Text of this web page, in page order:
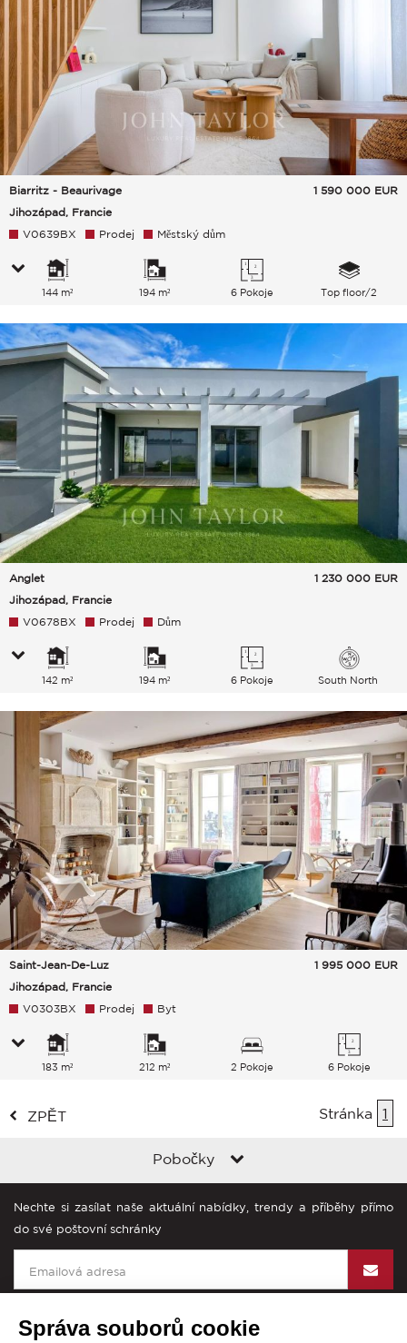
Biarritz - Beaurivage
Jihozápad, Francie
1 590 000 EUR
V0639BX Prodej Městský dům
144 m² 194 m² 6 Pokoje Top floor/2
Anglet
Jihozápad, Francie
1 230 000 EUR
V0678BX Prodej Dům
142 m² 194 m² 6 Pokoje South North
Saint-Jean-De-Luz
Jihozápad, Francie
1 995 000 EUR
V0303BX Prodej Byt
183 m² 212 m² 2 Pokoje 6 Pokoje
ZPĚT Stránka 1
Pobočky
Nechte si zasílat naše aktuální nabídky, trendy a příběhy přímo
do své poštovní schránky
Správa souborů cookie